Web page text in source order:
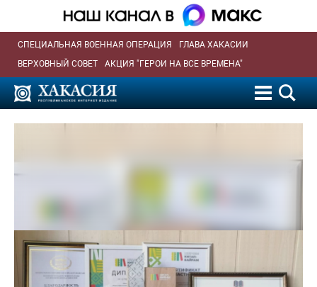
СПЕЦИАЛЬНАЯ ВОЕННАЯ ОПЕРАЦИЯ
ГЛАВА ХАКАСИИ
ВЕРХОВНЫЙ СОВЕТ
АКЦИЯ "ГЕРОИ НА ВСЕ ВРЕМЕНА"